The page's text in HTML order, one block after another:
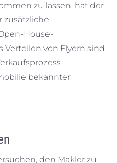
zu lassen, hat der
zusätzliche
House-
Verteilen von Flyern sind
bekannter
den Makler zu